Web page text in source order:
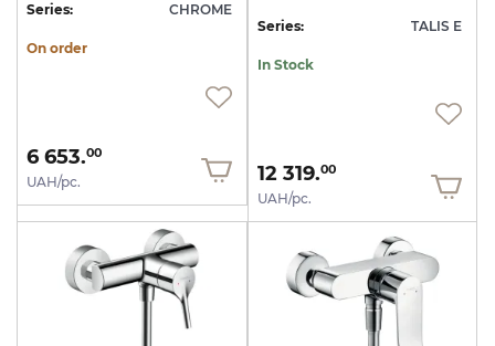
Series: CHROME
On order
6 653.00
UAH/pc.
Series: TALIS E
In Stock
12 319.00
UAH/pc.